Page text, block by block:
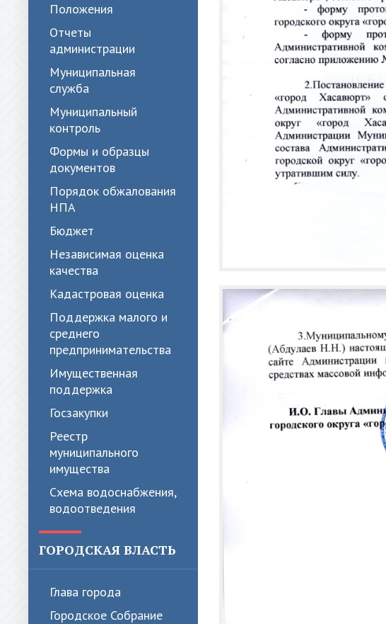
Положения
Отчеты
администрации
Муниципальная
служба
Муниципальный
контроль
Формы и образцы
документов
Порядок обжалования
НПА
Бюджет
Независимая оценка
качества
Кадастровая оценка
Поддержка малого и
среднего
предпринимательства
Имущественная
поддержка
Госзакупки
Реестр
муниципального
имущества
Схема водоснабжения,
водоотведения
ГОРОДСКАЯ ВЛАСТЬ
Глава города
Городское Собрание